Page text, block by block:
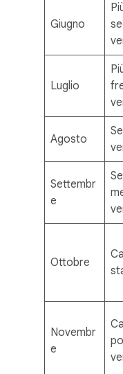
Giugno
Luglio
Agosto
Settembr
e
Ottobre
Novembr
e